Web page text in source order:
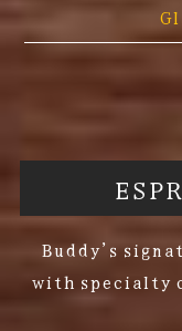
Buddy’s
with specialty